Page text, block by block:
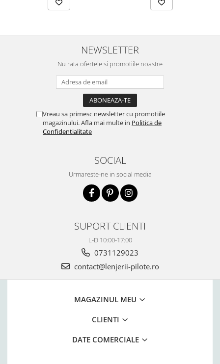
NEWSLETTER
Nu rata ofertele si promotiile noastre
Vreau sa primesc newsletter cu promotiile
magazinului. Afla mai multe in Politica de
Confidentialitate
SOCIAL
Urmareste-ne in social media
SUPORT CLIENTI
L-D 10:00-17:00
0731129023
contact@lenjerii-pilote.ro
MAGAZINUL MEU
CLIENTI
DATE COMERCIALE